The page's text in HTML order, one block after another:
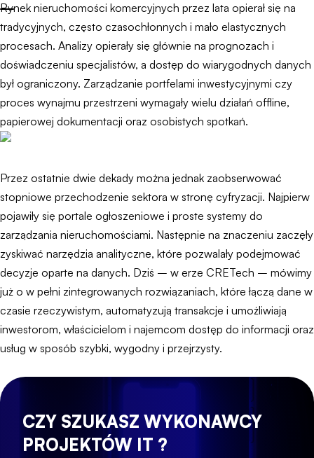
Rynek nieruchomości komercyjnych przez lata opierał się na
tradycyjnych, często czasochłonnych i mało elastycznych
procesach. Analizy opierały się głównie na prognozach i
doświadczeniu specjalistów, a dostęp do wiarygodnych danych
był ograniczony. Zarządzanie portfelami inwestycyjnymi czy
proces wynajmu przestrzeni wymagały wielu działań offline,
papierowej dokumentacji oraz osobistych spotkań.
Przez ostatnie dwie dekady można jednak zaobserwować
stopniowe przechodzenie sektora w stronę cyfryzacji. Najpierw
pojawiły się portale ogłoszeniowe i proste systemy do
zarządzania nieruchomościami. Następnie na znaczeniu zaczęły
zyskiwać narzędzia analityczne, które pozwalały podejmować
decyzje oparte na danych. Dziś – w erze CRETech – mówimy
już o w pełni zintegrowanych rozwiązaniach, które łączą dane w
czasie rzeczywistym, automatyzują transakcje i umożliwiają
inwestorom, właścicielom i najemcom dostęp do informacji oraz
usług w sposób szybki, wygodny i przejrzysty.
CZY SZUKASZ WYKONAWCY
PROJEKTÓW IT ?